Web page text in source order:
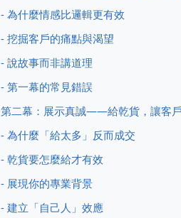
- 為什麼情感比邏輯更有效
- 挖掘客戶的痛點與渴望
- 說故事而非講道理
- 第一幕的常見錯誤
第二幕：展示真誠——給乾貨，讓客
- 為什麼「給太多」反而成交
- 乾貨要怎麼給才有效
- 展現你的專業背景
- 建立「自己人」效應